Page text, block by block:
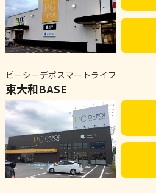
ピーシーデポスマートライフ
東大和BASE